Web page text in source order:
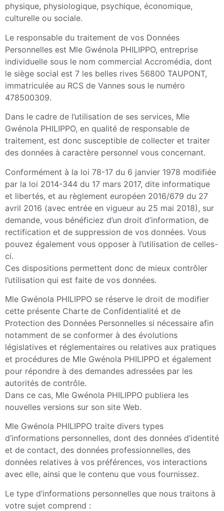
physique, physiologique, psychique, économique,
culturelle ou sociale.
Le responsable du traitement de vos Données
Personnelles est Mle Gwénola PHILIPPO, entreprise
individuelle sous le nom commercial Accromédia, dont
le siège social est 7 les belles rives 56800 TAUPONT,
immatriculée au RCS de Vannes sous le numéro
478500309.
Dans le cadre de l’utilisation de ses services, Mle
Gwénola PHILIPPO, en qualité de responsable de
traitement, est donc susceptible de collecter et traiter
des données à caractère personnel vous concernant.
Conformément à la loi 78-17 du 6 janvier 1978 modifiée
par la loi 2014-344 du 17 mars 2017, dite informatique
et libertés, et au règlement européen 2016/679 du 27
avril 2016 (avec entrée en vigueur au 25 mai 2018), sur
demande, vous bénéficiez d’un droit d’information, de
rectification et de suppression de vos données. Vous
pouvez également vous opposer à l’utilisation de celles-
ci.
Ces dispositions permettent donc de mieux contrôler
l’utilisation qui est faite de vos données.
Mle Gwénola PHILIPPO se réserve le droit de modifier
cette présente Charte de Confidentialité et de
Protection des Données Personnelles si nécessaire afin
notamment de se conformer à des évolutions
législatives et réglementaires ou relatives aux pratiques
et procédures de Mle Gwénola PHILIPPO et également
pour répondre à des demandes adressées par les
autorités de contrôle.
Dans ce cas, Mle Gwénola PHILIPPO publiera les
nouvelles versions sur son site Web.
Mle Gwénola PHILIPPO traite divers types
d’informations personnelles, dont des données d’identité
et de contact, des données professionnelles, des
données relatives à vos préférences, vos interactions
avec elle, ainsi que le contenu que vous fournissez.
Le type d’informations personnelles que nous traitons à
votre sujet comprend :